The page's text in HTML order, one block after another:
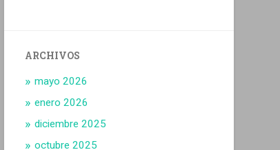
ARCHIVOS
mayo 2026
enero 2026
diciembre 2025
octubre 2025